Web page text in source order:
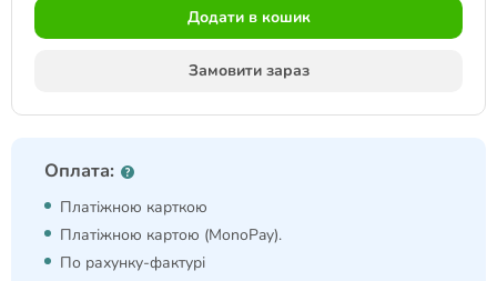
Додати в кошик
Замовити зараз
Оплата:
Платіжною карткою
Платіжною картою (MonoPay).
По рахунку-фактурі